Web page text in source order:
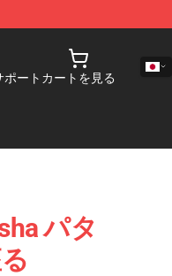
ポート カートを見る
パタ